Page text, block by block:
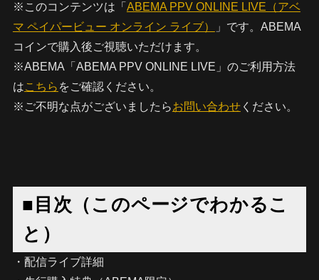
※このコンテンツは「 ABEMA PPV ONLINE LIVE（アベ
マ ペイパービュー オンライン ライブ）
」です。ABEMA
コインで購入後ご視聴いただけます。
※ABEMA「ABEMA PPV ONLINE LIVE」のご利用方法
はこちら をご確認ください。
※ご不明な点がございましたらお問い合わせください。
■目次（このページでわかるこ
と）
・配信ライブ詳細